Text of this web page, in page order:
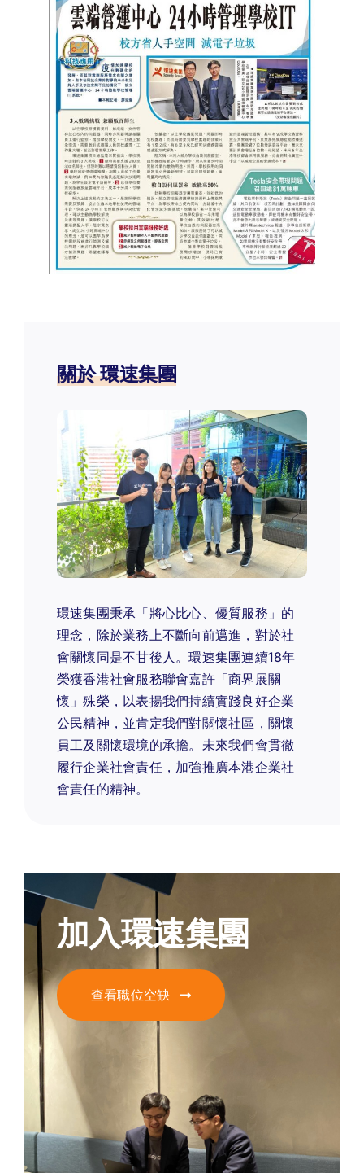
關於 環速集團
環速集團秉承「將心比心、優質服務」的
理念，除於業務上不斷向前邁進，對於社
會關懷同是不甘後人。環速集團連續18年
榮獲香港社會服務聯會嘉許「商界展關
懷」殊榮，以表揚我們持續實踐良好企業
公民精神，並肯定我們對關懷社區，關懷
員工及關懷環境的承擔。未來我們會貫徹
履行企業社會責任，加強推廣本港企業社
會責任的精神。
加入環速集團
查看職位空缺